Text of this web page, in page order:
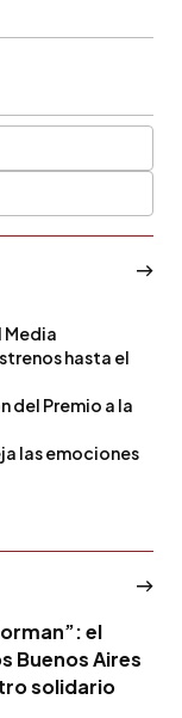
Media
hasta el
del Premio a la
las emociones
el
Buenos Aires
solidario